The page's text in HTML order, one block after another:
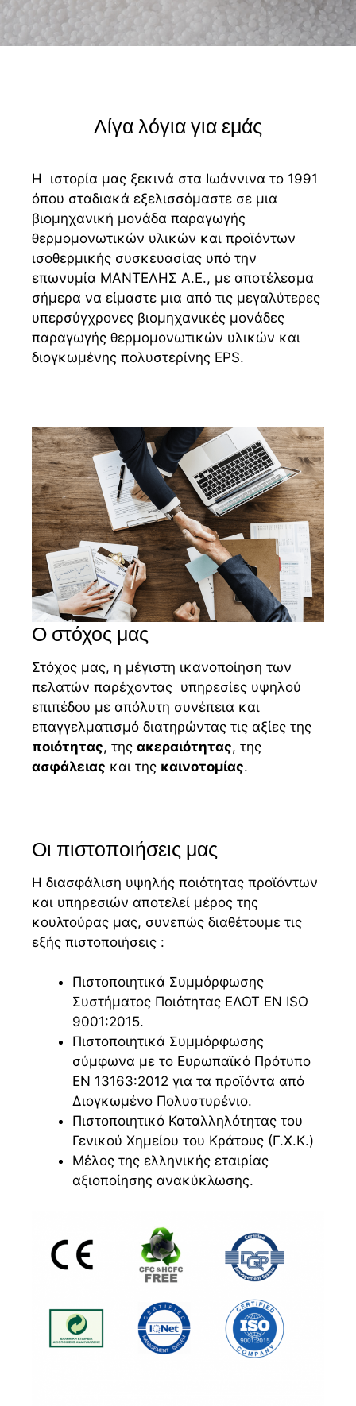
Λίγα λόγια για εμάς
Η ιστορία μας ξεκινά στα Ιωάννινα το 1991
όπου σταδιακά εξελισσόμαστε σε μια
βιομηχανική μονάδα παραγωγής
θερμομονωτικών υλικών και προϊόντων
ισοθερμικής συσκευασίας υπό την
επωνυμία ΜΑΝΤΕΛΗΣ Α.Ε., με αποτέλεσμα
σήμερα να είμαστε μια από τις μεγαλύτερες
υπερσύγχρονες βιομηχανικές μονάδες
παραγωγής θερμομονωτικών υλικών και
διογκωμένης πολυστερίνης ΕPS.
Ο στόχος μας
Στόχος μας, η μέγιστη ικανοποίηση των
πελατών παρέχοντας υπηρεσίες υψηλού
επιπέδου με απόλυτη συνέπεια και
επαγγελματισμό διατηρώντας τις αξίες της
ποιότητας, της ακεραιότητας, της
ασφάλειας και της καινοτομίας.
Οι πιστοποιήσεις μας
Η διασφάλιση υψηλής ποιότητας προϊόντων
και υπηρεσιών αποτελεί μέρος της
κουλτούρας μας, συνεπώς διαθέτουμε τις
εξής πιστοποιήσεις :
Πιστοποιητικά Συμμόρφωσης
Συστήματος Ποιότητας ΕΛΟΤ EN ISO
9001:2015.
Πιστοποιητικά Συμμόρφωσης
σύμφωνα με το Ευρωπαϊκό Πρότυπο
ΕΝ 13163:2012 για τα προϊόντα από
Διογκωμένο Πολυστυρένιο.
Πιστοποιητικό Καταλληλότητας του
Γενικού Χημείου του Κράτους (Γ.Χ.Κ.)
Μέλος της ελληνικής εταιρίας
αξιοποίησης ανακύκλωσης.